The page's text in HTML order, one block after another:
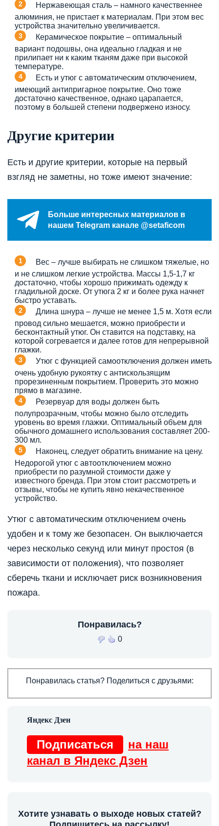
Нержавеющая сталь – намного качественнее
алюминия, не пристает к материалам. При этом вес
устройства значительно увеличивается.
Керамическое покрытие – оптимальный
вариант подошвы, она идеально гладкая и не
прилипает ни к каким тканям даже при высокой
температуре.
Есть и утюг с автоматическим отключением,
имеющий антипригарное покрытие. Оно тоже
достаточно качественное, однако царапается,
поэтому в большей степени подвержено износу.
Другие критерии
Есть и другие критерии, которые на первый
взгляд не заметны, но тоже имеют значение:
Больше интересных материалов в
нашем Telegram канале @setaficom
Вес – лучше выбирать не слишком тяжелые, но
и не слишком легкие устройства. Массы 1,5-1,7 кг
достаточно, чтобы хорошо прижимать одежду к
гладильной доске. От утюга 2 кг и более рука начнет
быстро уставать.
Длина шнура – лучше не менее 1,5 м. Хотя если
провод сильно мешается, можно приобрести и
бесконтактный утюг. Он ставится на подставку, на
которой согревается и далее готов для непрерывной
глажки.
Утюг с функцией самоотключения должен иметь
очень удобную рукоятку с антискользящим
прорезиненным покрытием. Проверить это можно
прямо в магазине.
Резервуар для воды должен быть
полупрозрачным, чтобы можно было отследить
уровень во время глажки. Оптимальный объем для
обычного домашнего использования составляет 200-
300 мл.
Наконец, следует обратить внимание на цену.
Недорогой утюг с автоотключением можно
приобрести по разумной стоимости даже у
известного бренда. При этом стоит рассмотреть и
отзывы, чтобы не купить явно некачественное
устройство.
Утюг с автоматическим отключением очень
удобен и к тому же безопасен. Он выключается
через несколько секунд или минут простоя (в
зависимости от положения), что позволяет
сберечь ткани и исключает риск возникновения
пожара.
Понравилась?
0
Понравилась статья? Поделиться с друзьями:
Подписаться
на наш
канал в Яндекс Дзен
Хотите узнавать о выходе новых статей?